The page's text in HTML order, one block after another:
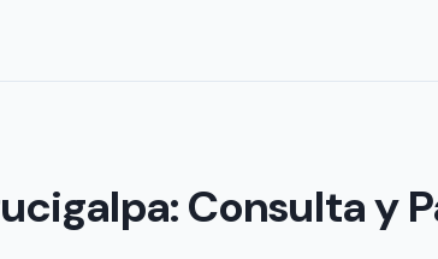
Consulta y